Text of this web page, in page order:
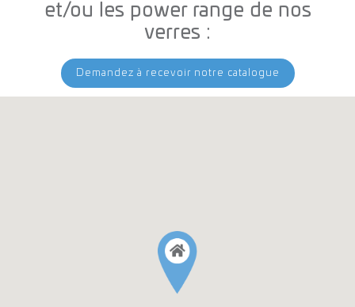
et/ou les power range de nos
verres :
Demandez à recevoir notre catalogue